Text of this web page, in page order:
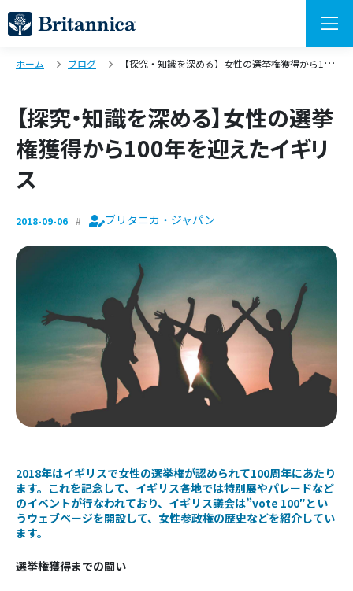
ホーム ブログ 【探究・知識を深める】女性の選挙権獲得から100年を迎えたイギリス
【探究・知識を深める】女性の選挙
権獲得から100年を迎えたイギリ
ス
2018-09-06 ブリタニカ・ジャパン
2018年はイギリスで女性の選挙権が認められて100周年にあたり
ます。これを記念して、イギリス各地では特別展やパレードなど
のイベントが行なわれており、イギリス議会は”vote 100″とい
うウェブページを開設して、女性参政権の歴史などを紹介してい
ます。
選挙権獲得までの闘い